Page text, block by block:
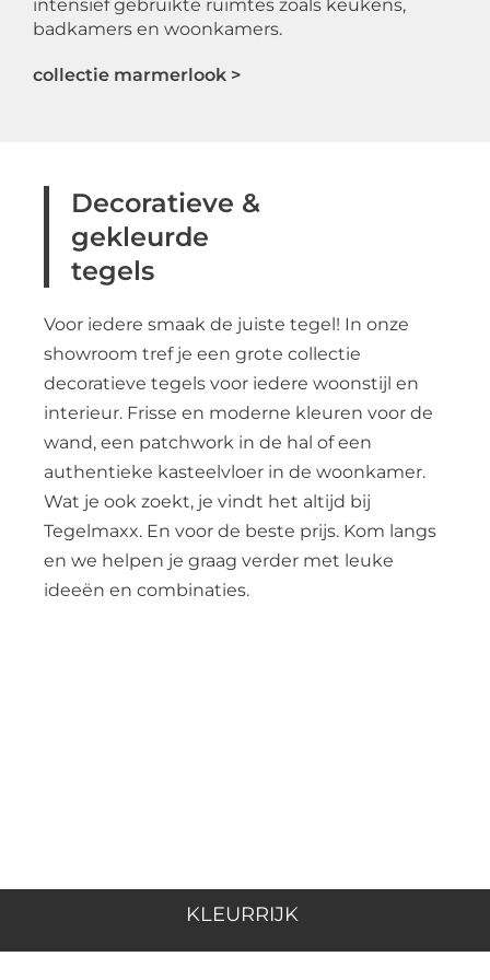
intensief gebruikte ruimtes zoals keukens,
badkamers en woonkamers.
collectie marmerlook >
Decoratieve &
gekleurde
tegels
Voor iedere smaak de juiste tegel! In onze
showroom tref je een grote collectie
decoratieve tegels voor iedere woonstijl en
interieur. Frisse en moderne kleuren voor de
wand, een patchwork in de hal of een
authentieke kasteelvloer in de woonkamer.
Wat je ook zoekt, je vindt het altijd bij
Tegelmaxx. En voor de beste prijs. Kom langs
en we helpen je graag verder met leuke
ideeën en combinaties.
KLEURRIJK